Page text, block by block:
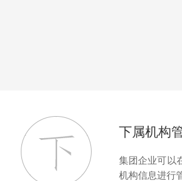
下属机构
集团企业可以
机构信息进行